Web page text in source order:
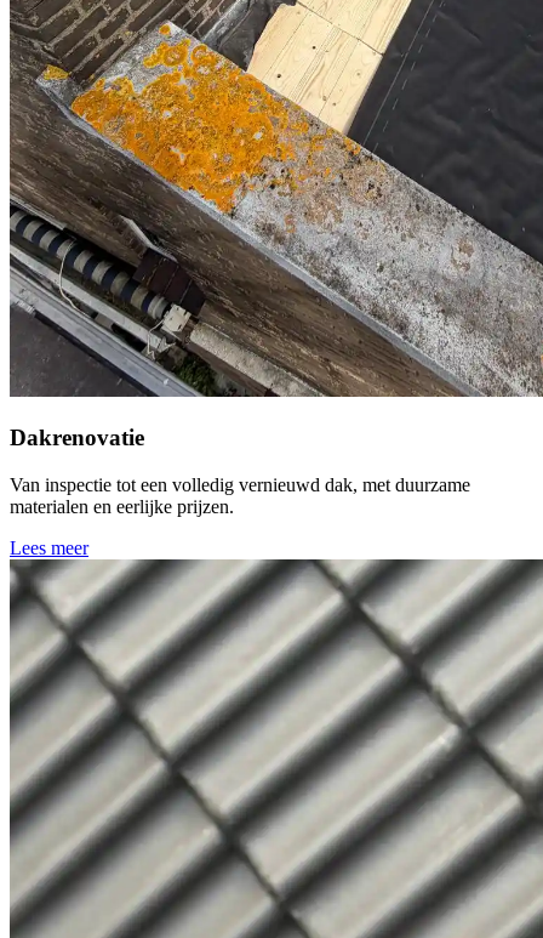
Dakrenovatie
Van inspectie tot een volledig vernieuwd dak, met duurzame
materialen en eerlijke prijzen.
Lees meer